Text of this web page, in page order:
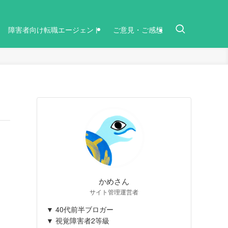
障害者向け転職エージェント ご意見・ご感想
かめさん
サイト管理運営者
▼ 40代前半ブロガー
▼ 視覚障害者2等級